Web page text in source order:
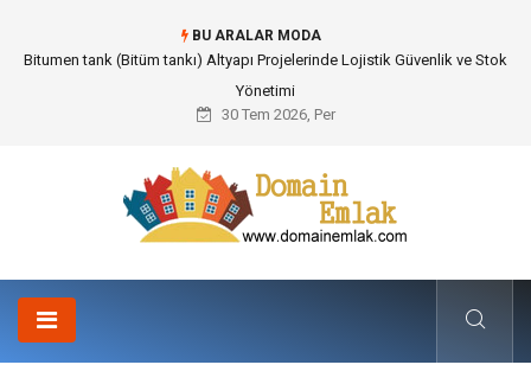
BU ARALAR MODA
Güvenilir Chip Satışı: Kesintisiz Poker Deneyimi İçin Profesyonel Destek
30 Tem 2026, Per